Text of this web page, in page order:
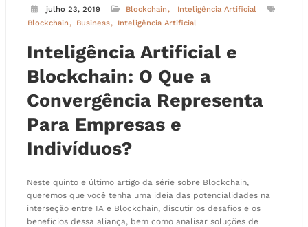
julho 23, 2019 Blockchain
Inteligência Artificial
Blockchain
Business Inteligência Artificial
Inteligência Artificial e
Blockchain: O Que a
Convergência Representa
Para Empresas e
Indivíduos?
Neste quinto e último artigo da série sobre Blockchain,
queremos que você tenha uma ideia das potencialidades na
interseção entre IA e Blockchain, discutir os desafios e os
benefícios dessa aliança, bem como analisar soluções de